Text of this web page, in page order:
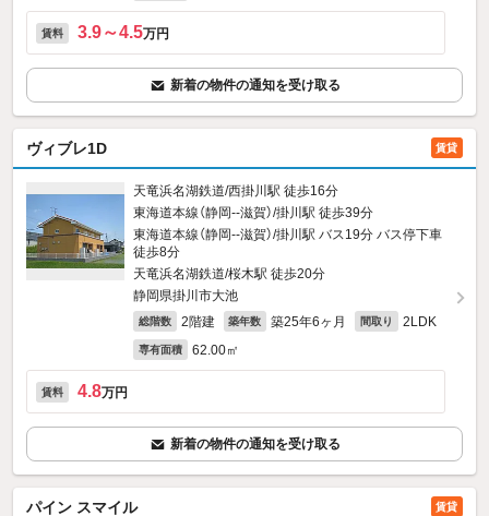
賃料 3.9～4.5万円
新着の物件の通知を受け取る
ヴィブレ1D 賃貸
天竜浜名湖鉄道/西掛川駅 徒歩16分
東海道本線（静岡--滋賀）/掛川駅 徒歩39分
東海道本線（静岡--滋賀）/掛川駅 バス19分 バス停下車
徒歩8分
天竜浜名湖鉄道/桜木駅 徒歩20分
静岡県掛川市大池
総階数 2階建 築年数 築25年6ヶ月 間取り 2LDK
専有面積 62.00㎡
賃料 4.8万円
新着の物件の通知を受け取る
パイン スマイル 賃貸